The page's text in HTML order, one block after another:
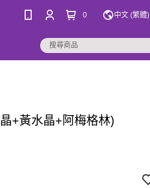
0 中文 (繁體)
+黃水晶+阿梅格林)